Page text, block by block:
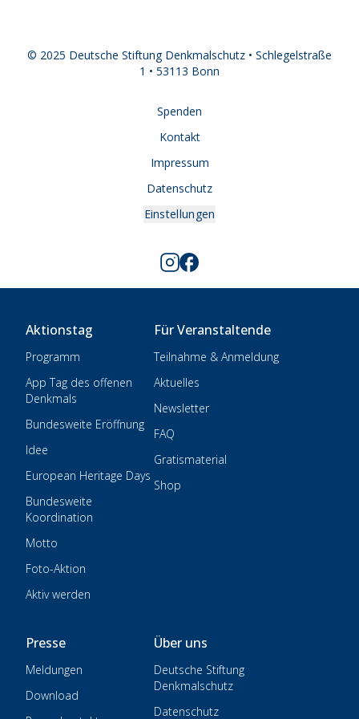
© 2025 Deutsche Stiftung Denkmalschutz • Schlegelstraße
1 • 53113 Bonn
Spenden
Kontakt
Impressum
Datenschutz
Einstellungen
Aktionstag
Programm
App Tag des offenen
Denkmals
Bundesweite Eröffnung
Idee
European Heritage Days
Bundesweite
Koordination
Motto
Foto-Aktion
Aktiv werden
Für Veranstaltende
Teilnahme & Anmeldung
Aktuelles
Newsletter
FAQ
Gratismaterial
Shop
Presse
Meldungen
Download
Über uns
Deutsche Stiftung
Denkmalschutz
Datenschutz